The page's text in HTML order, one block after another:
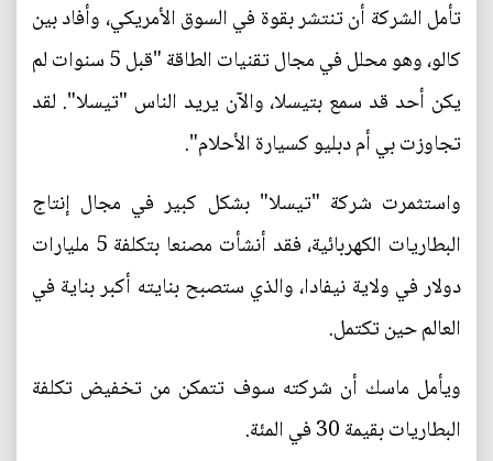
تأمل الشركة أن تنتشر بقوة في السوق الأمريكي، وأفاد بين
كالو، وهو محلل في مجال تقنيات الطاقة "قبل 5 سنوات لم
يكن أحد قد سمع بتيسلا، والآن يريد الناس "تيسلا". لقد
تجاوزت بي أم دبليو كسيارة الأحلام".
واستثمرت شركة "تيسلا" بشكل كبير في مجال إنتاج
البطاريات الكهربائية، فقد أنشأت مصنعا بتكلفة 5 مليارات
دولار في ولاية نيفادا، والذي ستصبح بنايته أكبر بناية في
العالم حين تكتمل.
ويأمل ماسك أن شركته سوف تتمكن من تخفيض تكلفة
البطاريات بقيمة 30 في المئة.